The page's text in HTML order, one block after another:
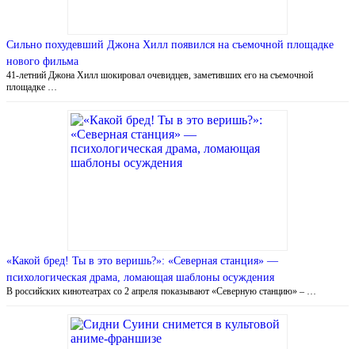
Сильно похудевший Джона Хилл появился на съемочной площадке
нового фильма
41-летний Джона Хилл шокировал очевидцев, заметивших его на съемочной
площадке …
«Какой бред! Ты в это веришь?»: «Северная станция» —
психологическая драма, ломающая шаблоны осуждения
В российских кинотеатрах со 2 апреля показывают «Северную станцию» – …